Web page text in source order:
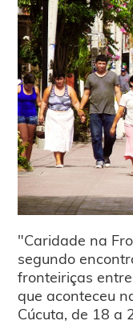
"Caridade na
segundo
fronteiriças
que aconteceu
Cúcuta, de 18 a